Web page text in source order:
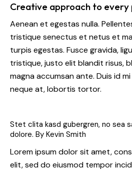
Creative approach to
Aenean et egestas nulla.
tristique senectus et netus et
turpis egestas. Fusce gravida,
tristique, justo elit blandit risus,
magna accumsan ante. Duis id
neque at, lobortis tortor.
Stet clita kasd gubergren, no sea
dolore. By Kevin Smith
Lorem ipsum dolor sit amet,
elit, sed do eiusmod tempor